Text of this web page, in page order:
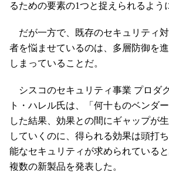
るための要素の1つと捉えられるよう
だが一方で、既存のセキュリティ
者を悩ませているのは、多層防御を
しまっていることだ。
シスコのセキュリティ事業 プロダ
ト・ハレル氏は、「何十ものベンダ
した結果、効果との間にギャップが
していくのに、得られる効果は頭打
能なセキュリティが求められている
複数の新製品を発表した。